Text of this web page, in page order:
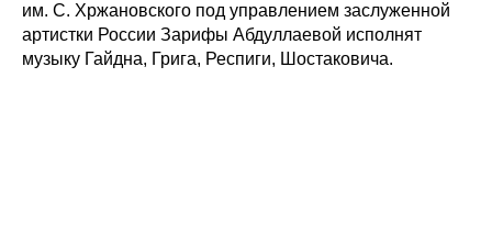
им. С. Хржановского под управлением заслуженной
артистки России Зарифы Абдуллаевой исполнят
музыку Гайдна, Грига, Респиги, Шостаковича.